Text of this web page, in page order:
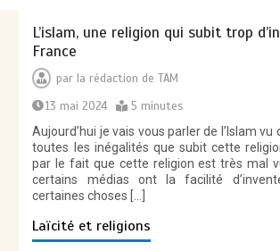
L’islam, une religion qui subit trop
France
parla rédaction de TAM
13 mai 2024
5 minutes
Aujourd’hui je vais vous parler de l’Islam vu
toutes les inégalités que subit cette
par le fait que cette religion est très mal
certains médias ont la facilité
certaines choses […]
Laïcité et religions